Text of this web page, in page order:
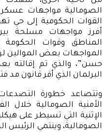
الصومالية مواجهات
القوات الحكومية إلى حي
أفرز مواجهات مسلحة
المناطق وقوات الحكومة
المواجهات بعض الموالين
حسن”، والذي تم إقالته
البرلمان الذي أقر قانون مد
وتتصاعد خطورة
الأمنية الصومالية خلال
الإثنية التي تسيطر على
الصومالية، وينتمي الرئيس